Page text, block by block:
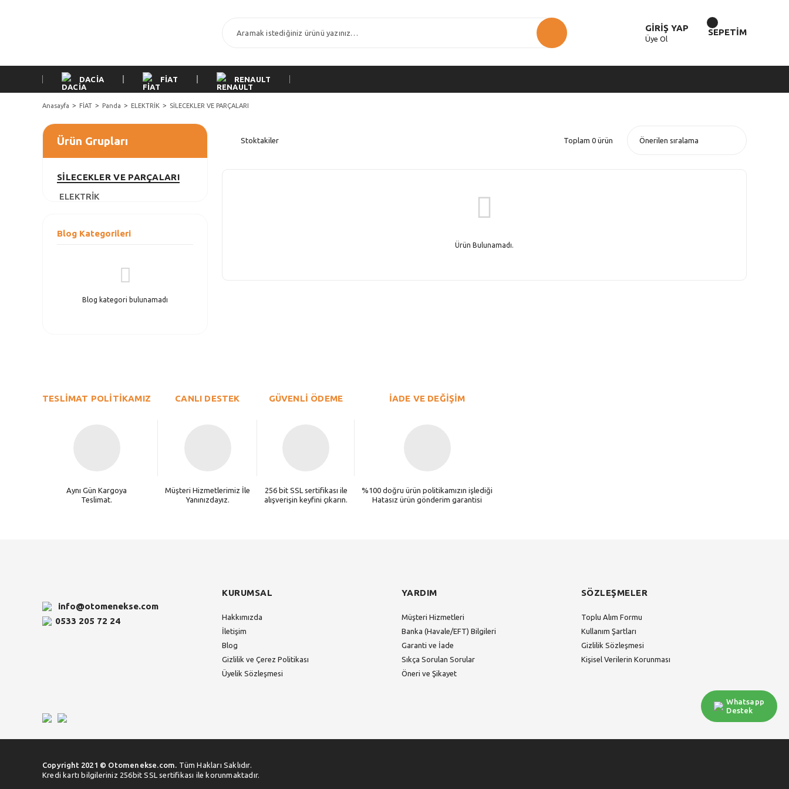
GİRİŞ YAP
Üye Ol
SEPETİM
DACİA FİAT RENAULT
Anasayfa FİAT Panda ELEKTRİK SİLECEKLER VE PARÇALARI
Ürün Grupları
SİLECEKLER VE PARÇALARI
ELEKTRİK
Blog Kategorileri
Blog kategori bulunamadı
Stoktakiler Toplam 0 ürün
Ürün Bulunamadı.
TESLİMAT POLİTİKAMIZ
Aynı Gün Kargoya
Teslimat.
CANLI DESTEK
Müşteri Hizmetlerimiz İle
Yanınızdayız.
GÜVENLİ ÖDEME
256 bit SSL sertifikası ile
alışverişin keyfini çıkarın.
İADE VE DEĞİŞİM
%100 doğru ürün politikamızın işlediği
Hatasız ürün gönderim garantisi
info@otomenekse.com
0533 205 72 24
KURUMSAL
Hakkımızda
İletişim
Blog
Gizlilik ve Çerez Politikası
Üyelik Sözleşmesi
YARDIM
Müşteri Hizmetleri
Banka (Havale/EFT) Bilgileri
Garanti ve İade
Sıkça Sorulan Sorular
Öneri ve Şikayet
SÖZLEŞMELER
Toplu Alım Formu
Kullanım Şartları
Gizlilik Sözleşmesi
Kişisel Verilerin Korunması
Copyright 2021 © Otomenekse.com. Tüm Hakları Saklıdır.
Kredi kartı bilgileriniz 256bit SSL sertifikası ile korunmaktadır.
Whatsapp
Destek